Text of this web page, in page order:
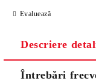
Evaluează
Descriere
Întrebări